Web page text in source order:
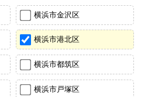
横浜市金沢区
横浜市港北区
横浜市都筑区
横浜市戸塚区